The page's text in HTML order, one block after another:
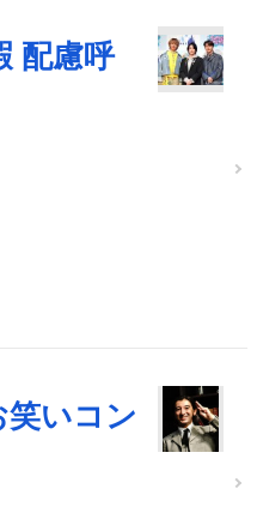
配慮呼
笑いコン